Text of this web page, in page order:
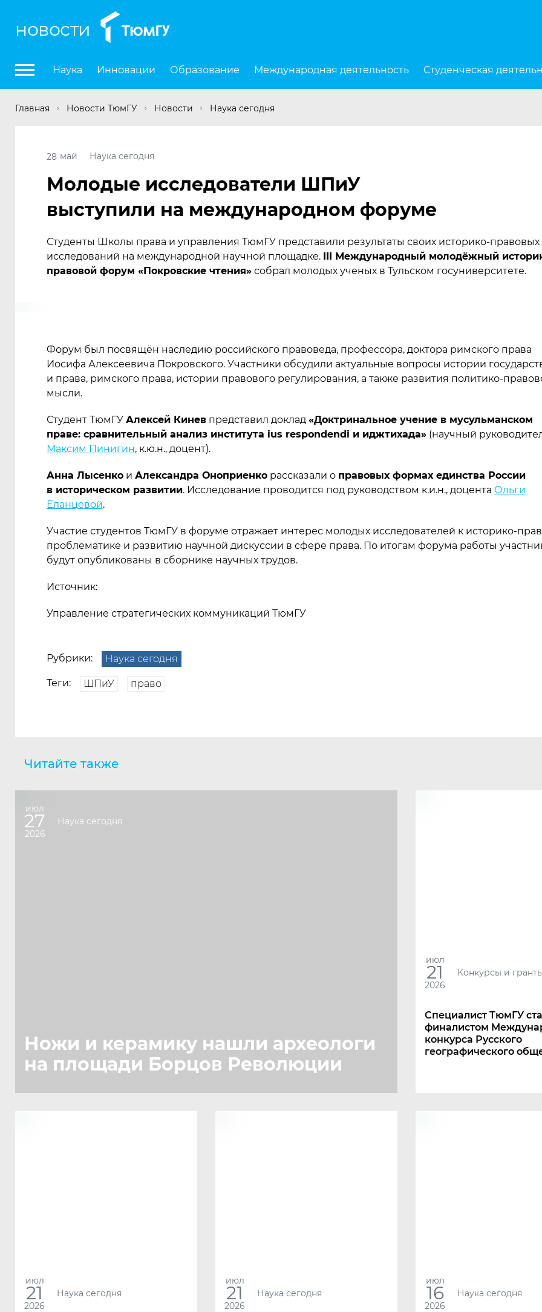
новости
Наука Инновации Образование Международная деятельность Студенческая
Главная Новости ТюмГУ Новости Наука сегодня
Молодые исследователи ШПиУ
выступили на международном форуме
Студенты Школы права и управления ТюмГУ представили результаты своих историко-правовых
исследований на международной научной площадке. III Международный молодёжный
правовой форум «Покровские чтения»собрал молодых ученых в Тульском госуниверситете.
май
28 Наука сегодня
Форум был посвящён наследию российского правоведа, профессора, доктора римского права
Иосифа Алексеевича Покровского. Участники обсудили актуальные вопросы истории
и права, римского права, истории правового регулирования, а также развития политико-
мысли.
Студент ТюмГУ Алексей Киневпредставил доклад «Доктринальное учение в мусульманском
праве: сравнительный анализ института ius respondendi и иджтихада» (научный
Максим Пинигин, к.ю.н., доцент).
Анна Лысенкои Александра Оноприенкорассказали о правовых формах единства России
в историческом развитии. Исследование проводится под руководством к.и.н., доцента Ольги
Еланцевой.
Участие студентов ТюмГУ в форуме отражает интерес молодых исследователей к историко-
проблематике и развитию научной дискуссии в сфере права. По итогам форума работы
будут опубликованы в сборнике научных трудов.
Источник:
Управление стратегических коммуникаций ТюмГУ
Рубрики: Наука сегодня
Теги: ШПиУ право
Читайте также
июл
27
2026
Наука сегодня
Ножи и керамику нашли археологи
на площади Борцов Революции
июл
21
2026
Конкурсы и
Специалист ТюмГУ
финалистом
конкурса Русского
географического
июл
21
2026
Наука сегодня
июл
21
2026
Наука сегодня
июл
16
2026
Наука сегодня